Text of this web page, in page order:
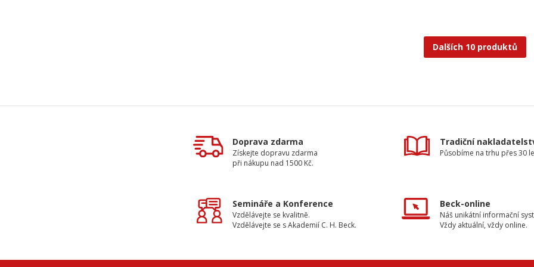
Dalších 10 produktů
Doprava zdarma
Získejte dopravu zdarma
při nákupu nad 1500 Kč.
Tradiční
Působíme na trhu přes 30
Semináře a Konference
Vzdělávejte se kvalitně.
Vzdělávejte se s Akademií C. H. Beck.
Beck-online
Náš unikátní informační
Vždy aktuální, vždy online.